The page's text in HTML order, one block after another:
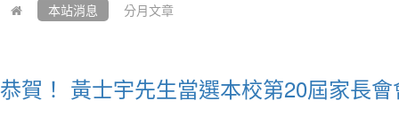
本站消息 分月文章
恭賀！ 黃士宇先生當選本校第20屆家長